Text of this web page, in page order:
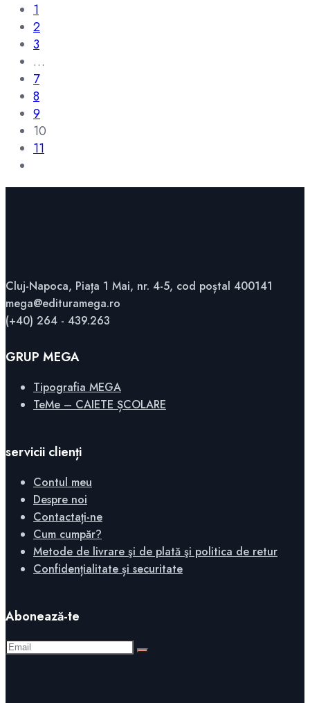
1
2
3
…
7
8
9
10
11
Cluj-Napoca, Piața 1 Mai, nr. 4-5, cod poștal 400141
mega@edituramega.ro
(+40) 264 - 439.263
GRUP MEGA
Tipografia MEGA
TeMe – CAIETE ȘCOLARE
servicii clienți
Contul meu
Despre noi
Contactați-ne
Cum cumpăr?
Metode de livrare şi de plată şi politica de retur
Confidențialitate și securitate
Abonează-te